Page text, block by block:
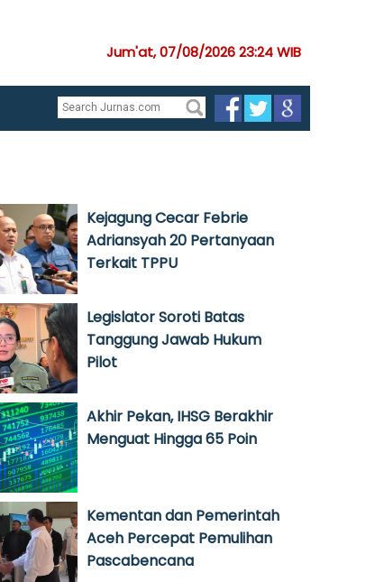
Jum'at, 07/08/2026 23:24 WIB
Kejagung Cecar Febrie
Adriansyah 20 Pertanyaan
Terkait TPPU
Legislator Soroti Batas
Tanggung Jawab Hukum
Pilot
Akhir Pekan, IHSG Berakhir
Menguat Hingga 65 Poin
Kementan dan Pemerintah
Aceh Percepat Pemulihan
Pascabencana